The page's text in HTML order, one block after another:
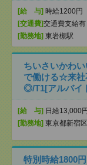
[給 与] 時給1200円
[交通費]交通費支給有
[勤務地] 東岩槻駅
ちいさいかわ
で働ける☆来社
◎/T1[アルバイ
[給 与] 日給13,000
[勤務地] 東京都新宿
特別時給1800